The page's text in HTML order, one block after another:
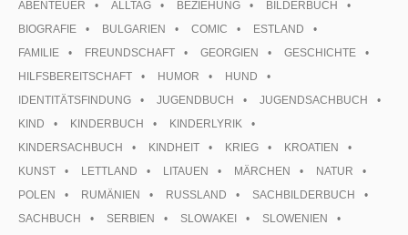
ABENTEUER ALLTAG BEZIEHUNG
BILDERBUCH
BIOGRAFIE
BULGARIEN COMIC
ESTLAND
FAMILIE
FREUNDSCHAFT GEORGIEN
GESCHICHTE
HILFSBEREITSCHAFT
HUMOR
HUND
IDENTITÄTSFINDUNG
JUGENDBUCH
JUGENDSACHBUCH
KIND
KINDERBUCH
KINDERLYRIK
KINDERSACHBUCH
KINDHEIT KRIEG
KROATIEN
KUNST
LETTLAND LITAUEN MÄRCHEN
NATUR
POLEN
RUMÄNIEN RUSSLAND
SACHBILDERBUCH
SACHBUCH
SERBIEN SLOWAKEI
SLOWENIEN